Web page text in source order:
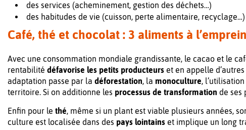
des services (acheminement, gestion des déchets…)
des habitudes de vie (cuisson, perte alimentaire, recyclage…)
Café, thé et chocolat : 3 aliments à
Avec une consommation mondiale grandissante, le cacao et le
rentabilité défavorise les petits producteurs et en appelle
adaptation passe par la déforestation, la monoculture, l’utilisation
territoire. Si on additionne les processus de transformation de ses
Enfin pour le thé, même si un plant est viable plusieurs années,
culture est localisée dans des pays lointains et implique un long